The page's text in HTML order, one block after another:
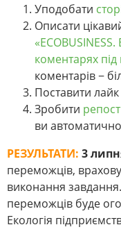
Уподобати
Описати
коментарях під
коментарів −
Поставити лайк
Зробити
ви
РЕЗУЛЬТАТИ: 3
переможців,
виконання
переможців буде
Екологія